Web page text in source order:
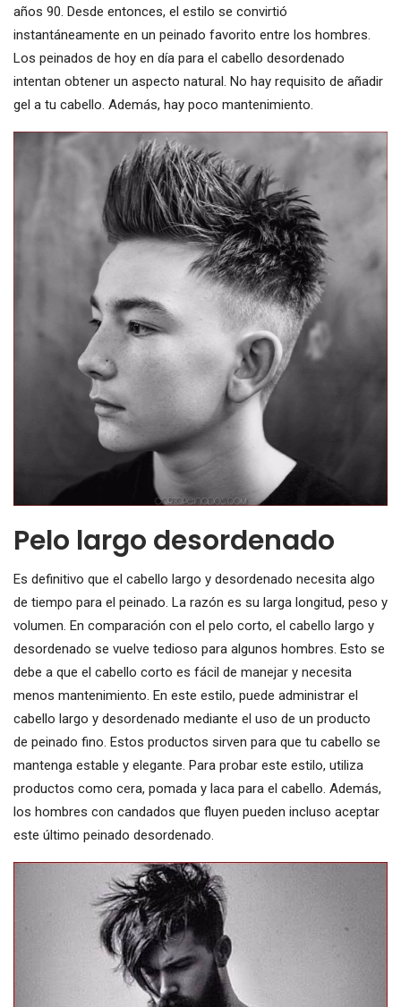
años 90. Desde entonces, el estilo se convirtió
instantáneamente en un peinado favorito entre los hombres.
Los peinados de hoy en día para el cabello desordenado
intentan obtener un aspecto natural. No hay requisito de añadir
gel a tu cabello. Además, hay poco mantenimiento.
Pelo largo desordenado
Es definitivo que el cabello largo y desordenado necesita algo
de tiempo para el peinado. La razón es su larga longitud, peso y
volumen. En comparación con el pelo corto, el cabello largo y
desordenado se vuelve tedioso para algunos hombres. Esto se
debe a que el cabello corto es fácil de manejar y necesita
menos mantenimiento. En este estilo, puede administrar el
cabello largo y desordenado mediante el uso de un producto
de peinado fino. Estos productos sirven para que tu cabello se
mantenga estable y elegante. Para probar este estilo, utiliza
productos como cera, pomada y laca para el cabello. Además,
los hombres con candados que fluyen pueden incluso aceptar
este último peinado desordenado.